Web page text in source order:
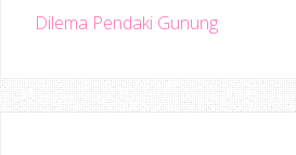
Dilema Pendaki Gunung